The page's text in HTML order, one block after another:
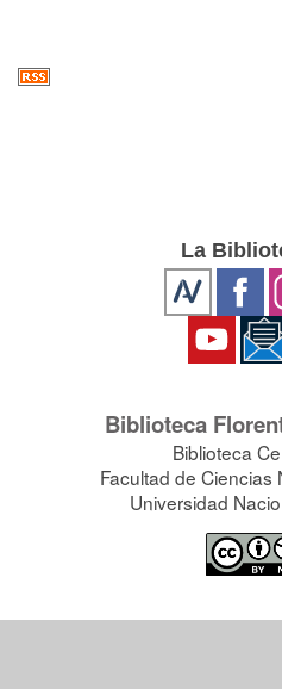
La
Biblioteca
Biblioteca
Facultad de Ciencias
Universidad